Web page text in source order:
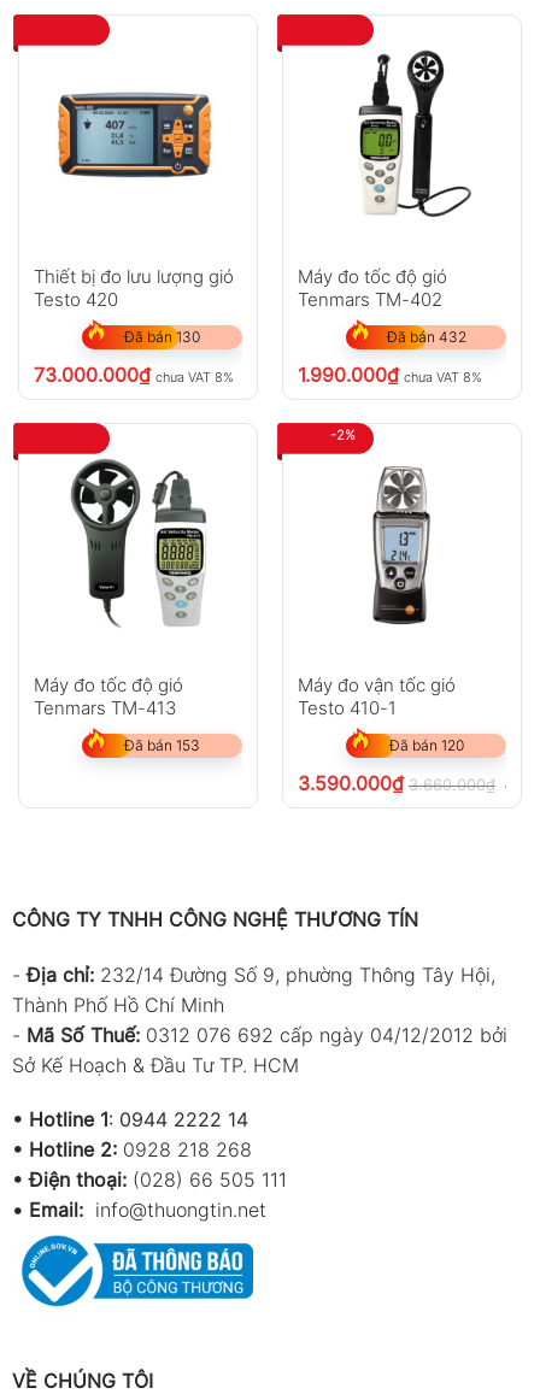
Thiết bị đo lưu lượng gió
Testo 420
Đã bán 130
73.000.000₫ chưa VAT 8%
Máy đo tốc độ gió
Tenmars TM-402
Đã bán 432
1.990.000₫ chưa VAT 8%
Máy đo tốc độ gió
Tenmars TM-413
Đã bán 153
-2%
Máy đo vận tốc gió
Testo 410-1
Đã bán 120
3.590.000₫ 3.660.000₫ chưa
CÔNG TY TNHH CÔNG NGHỆ THƯƠNG TÍN
-Địa chỉ: 232/14 Đường Số 9, phường Thông Tây Hội,
Thành Phố Hồ Chí Minh
- Mã Số Thuế: 0312 076 692 cấp ngày 04/12/2012 bởi
Sở Kế Hoạch & Đầu Tư TP. HCM
• Hotline 1: 0944 2222 14
• Hotline 2: 0928 218 268
• Điện thoại: (028) 66 505 111
• Email: info@thuongtin.net
VỀ CHÚNG TÔI